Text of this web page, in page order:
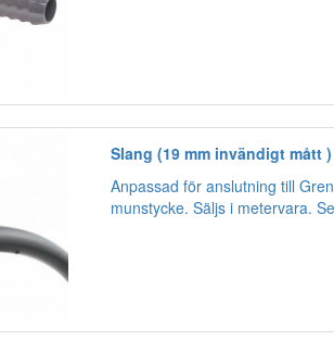
Slang (19 mm invändigt mått )
Anpassad för anslutning till
munstycke. Säljs i metervara.